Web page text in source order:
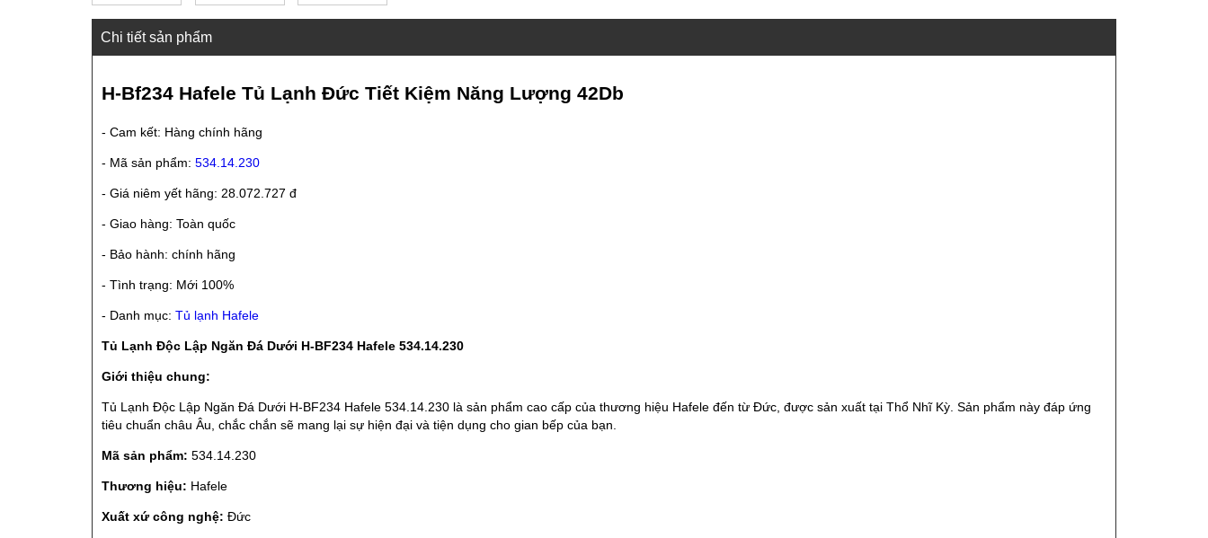
Chi tiết sản phẩm
H-Bf234 Hafele Tủ Lạnh Đức Tiết Kiệm Năng Lượng 42Db
- Cam kết: Hàng chính hãng
- Mã sản phẩm: 534.14.230
- Giá niêm yết hãng: 28.072.727 đ
- Giao hàng: Toàn quốc
- Bảo hành: chính hãng
- Tình trạng: Mới 100%
- Danh mục: Tủ lạnh Hafele
Tủ Lạnh Độc Lập Ngăn Đá Dưới H-BF234 Hafele 534.14.230
Giới thiệu chung:
Tủ Lạnh Độc Lập Ngăn Đá Dưới H-BF234 Hafele 534.14.230 là sản phẩm cao cấp của thương hiệu Hafele đến từ Đức, được sản xuất tại Thổ Nhĩ Kỳ. Sản phẩm này đáp ứng
tiêu chuẩn châu Âu, chắc chắn sẽ mang lại sự hiện đại và tiện dụng cho gian bếp của bạn.
Mã sản phẩm: 534.14.230
Thương hiệu: Hafele
Xuất xứ công nghệ: Đức